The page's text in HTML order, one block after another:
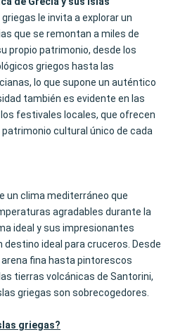
le invita a explorar un
que se remontan a miles de
propio patrimonio, desde los
griegos hasta las
lo que supone un auténtico
también es evidente en las
festivales locales, que ofrecen
cultural único de cada
un clima mediterráneo que
agradables durante la
ideal y sus impresionantes
destino ideal para cruceros. Desde
fina hasta pintorescos
tierras volcánicas de Santorini,
griegas son sobrecogedores.
griegas?